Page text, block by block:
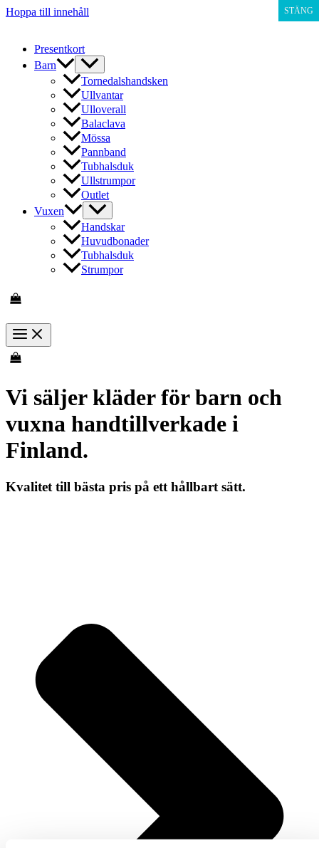
Hoppa till innehåll
Presentkort
Barn
Tornedalshandsken
Ullvantar
Ulloverall
Balaclava
Mössa
Pannband
Tubhalsduk
Ullstrumpor
Outlet
Vuxen
Handskar
Huvudbonader
Tubhalsduk
Strumpor
Vi säljer kläder för barn och
vuxna handtillverkade i
Finland.
Kvalitet till bästa pris på ett hållbart sätt.
STÄNG